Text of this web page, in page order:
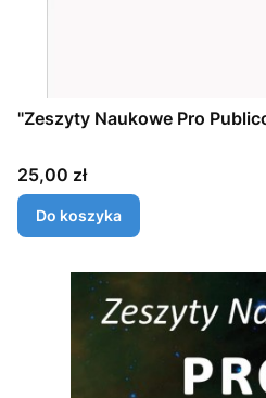
"Zeszyty Naukowe Pro
Cena
25,00 zł
Do koszyka